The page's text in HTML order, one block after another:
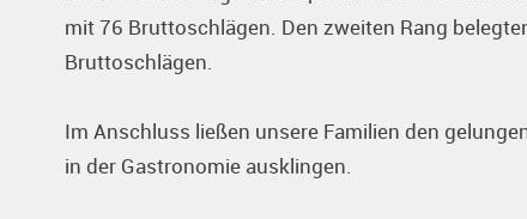
mit 76 Bruttoschlägen. Den zweiten Rang
Bruttoschlägen.
Im Anschluss ließen unsere Familien den
in der Gastronomie ausklingen.